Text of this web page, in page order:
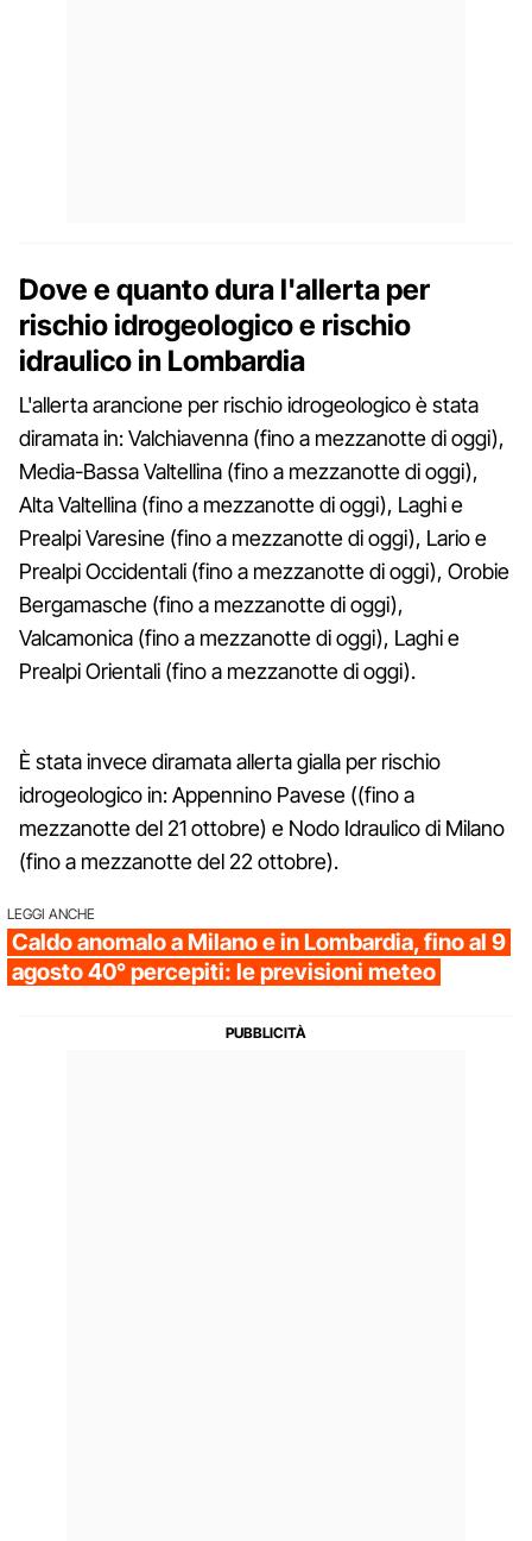
Dove e quanto dura l'allerta per
rischio idrogeologico e rischio
idraulico in Lombardia
L'allerta arancione per rischio idrogeologico è stata
diramata in: Valchiavenna (fino a mezzanotte di oggi),
Media-Bassa Valtellina (fino a mezzanotte di oggi),
Alta Valtellina (fino a mezzanotte di oggi), Laghi e
Prealpi Varesine (fino a mezzanotte di oggi), Lario e
Prealpi Occidentali (fino a mezzanotte di oggi), Orobie
Bergamasche (fino a mezzanotte di oggi),
Valcamonica (fino a mezzanotte di oggi), Laghi e
Prealpi Orientali (fino a mezzanotte di oggi).
È stata invece diramata allerta gialla per rischio
idrogeologico in: Appennino Pavese ((fino a
mezzanotte del 21 ottobre) e Nodo Idraulico di Milano
(fino a mezzanotte del 22 ottobre).
LEGGI ANCHE
Caldo anomalo a Milano e in Lombardia, fino al 9
agosto 40° percepiti: le previsioni meteo